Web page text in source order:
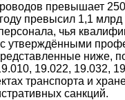
превышает
превысил 1,1
чья
утверждёнными
ниже,
19.022, 19.032,
транспорта и
санкций.